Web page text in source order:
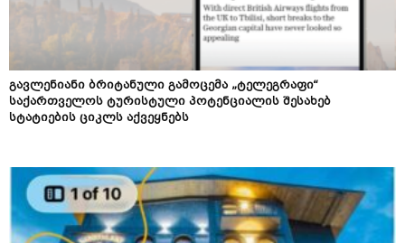
გავლენიანი ბრიტანული გამოცემა „ტელეგრაფი“
საქართველოს ტურისტული პოტენციალის შესახებ
სტატიების ციკლს აქვეყნებს